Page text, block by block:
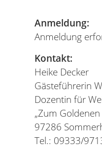
Anmeldung:
Anmeldung
Kontakt:
Heike Decker
Gästeführerin
Dozentin für
„Zum
97286
Tel.: 09333/